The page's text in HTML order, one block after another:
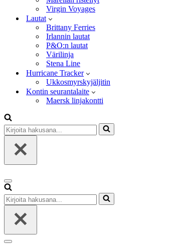
Virgin Voyages
Lautat
Brittany Ferries
Irlannin lautat
P&O:n lautat
Värilinja
Stena Line
Hurricane Tracker
Ukkosmyrskyjäljitin
Kontin seurantalaite
Maersk linjakontti
Kirjoita
hakusana...
Valikko
Kirjoita
hakusana...
Valikko